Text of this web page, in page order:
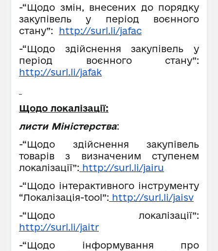
-“Щодо змін, внесених до порядку
закупівель у період воєнного
стану”: http://surl.li/jafac
-“Щодо здійснення закупівель у
період воєнного стану”:
http://surl.li/jafak
Щодо локалізації:
листи Міністерства:
-“Щодо здійснення закупівель
товарів з визначеним ступенем
локалізації”: http://surl.li/jairu
-“Щодо інтерактивного інструменту
“Локалізація-tool”: http://surl.li/jaisv
-“Щодо локалізації”:
http://surl.li/jaitr
-“Щодо інформування про